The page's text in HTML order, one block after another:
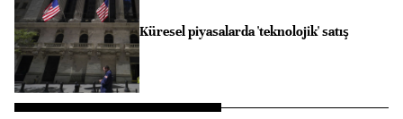
Küresel piyasalarda 'teknolojik' satış